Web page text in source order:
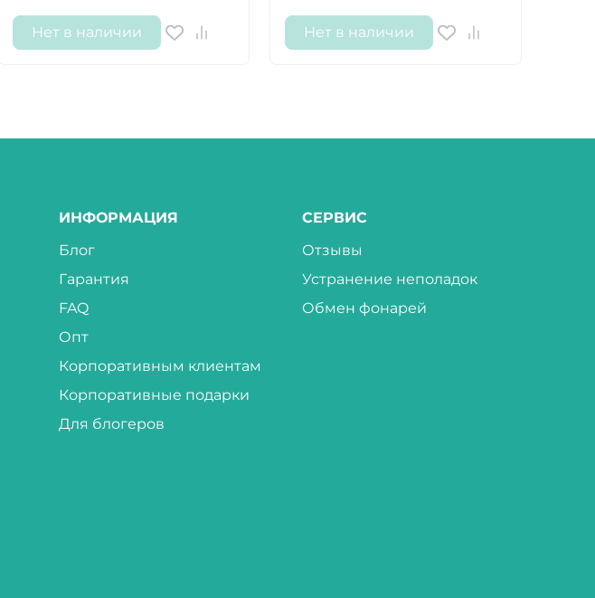
Нет в наличии Нет в наличии
ИНФОРМАЦИЯ
Блог
Гарантия
FAQ
Опт
Корпоративным клиентам
Корпоративные подарки
Для блогеров
СЕРВИС
Отзывы
Устранение неполадок
Обмен фонарей